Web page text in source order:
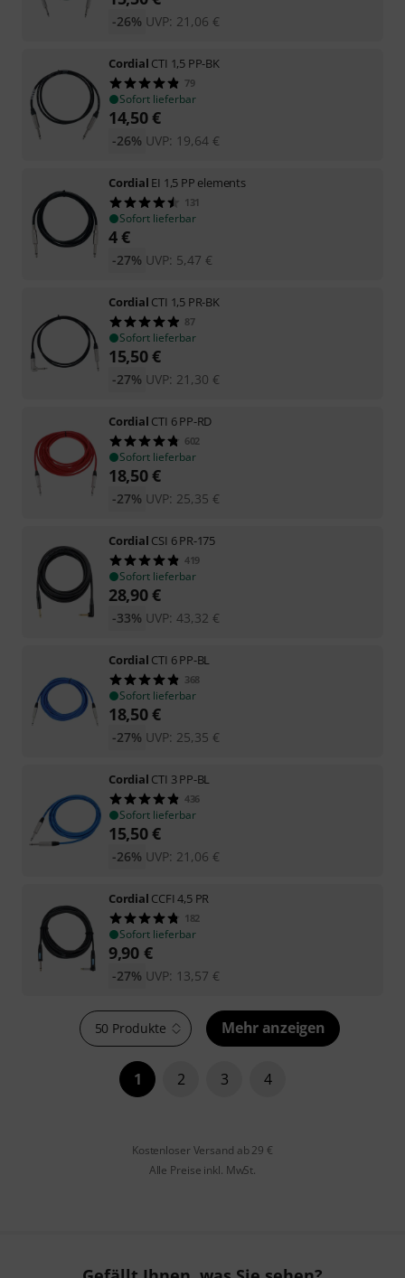
UVP: 21,06 €
-26%
Cordial CTI 1,5 PP-BK
79
Sofort lieferbar
14,50€
UVP: 19,64 €
-26%
Cordial EI 1,5 PP elements
131
Sofort lieferbar
4€
UVP: 5,47 €
-27%
Cordial CTI 1,5 PR-BK
87
Sofort lieferbar
15,50€
UVP: 21,30 €
-27%
Cordial CTI 6 PP-RD
602
Sofort lieferbar
18,50€
UVP: 25,35 €
-27%
Cordial CSI 6 PR-175
419
Sofort lieferbar
28,90€
UVP: 43,32 €
-33%
Cordial CTI 6 PP-BL
368
Sofort lieferbar
18,50€
UVP: 25,35 €
-27%
Cordial CTI 3 PP-BL
436
Sofort lieferbar
15,50€
UVP: 21,06 €
-26%
Cordial CCFI 4,5 PR
182
Sofort lieferbar
9,90 €
UVP: 13,57 €
-27%
50 Produkte Mehr anzeigen
1 2 3 4
Kostenloser Versand ab 29 €
Alle Preise inkl. MwSt.